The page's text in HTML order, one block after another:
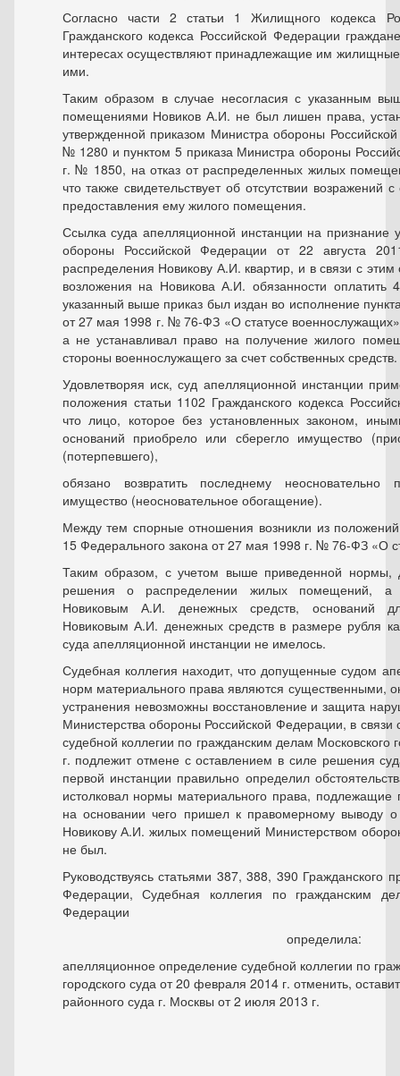
Согласно части 2 статьи 1 Жилищного кодекса
Гражданского кодекса Российской Федерации
интересах осуществляют принадлежащие им
ими.
Таким образом в случае несогласия с указанным
помещениями Новиков А.И. не был лишен права,
утвержденной приказом Министра обороны
№ 1280 и пунктом 5 приказа Министра обороны
г. № 1850, на отказ от распределенных жилых
что также свидетельствует об отсутствии возражений
предоставления ему жилого помещения.
Ссылка суда апелляционной инстанции на признание
обороны Российской Федерации от 22
распределения Новикову А.И. квартир, и в связи с этим
возложения на Новикова А.И. обязанности оплатить
указанный выше приказ был издан во исполнение
от 27 мая 1998 г. № 76-ФЗ «О статусе
а не устанавливал право на получение жилого
стороны военнослужащего за счет собственных средств.
Удовлетворяя иск, суд апелляционной инстанции
положения статьи 1102 Гражданского кодекса
что лицо, которое без установленных законом,
оснований приобрело или сберегло имущество
(потерпевшего),
обязано возвратить последнему неосновательно
имущество (неосновательное обогащение).
Между тем спорные отношения возникли из
15 Федерального закона от 27 мая 1998 г. № 76-ФЗ «О
Таким образом, с учетом выше приведенной нормы,
решения о распределении жилых помещений, а
Новиковым А.И. денежных средств, оснований
Новиковым А.И. денежных средств в размере рубля
суда апелляционной инстанции не имелось.
Судебная коллегия находит, что допущенные судом
норм материального права являются существенными,
устранения невозможны восстановление и защита
Министерства обороны Российской Федерации, в
судебной коллегии по гражданским делам Московского
г. подлежит отмене с оставлением в силе решения
первой инстанции правильно определил
истолковал нормы материального права,
на основании чего пришел к правомерному выводу
Новикову А.И. жилых помещений Министерством
не был.
Руководствуясь статьями 387, 388, 390 Гражданского
Федерации, Судебная коллегия по гражданским
Федерации
определила:
апелляционное определение судебной коллегии по
городского суда от 20 февраля 2014 г. отменить,
районного суда г. Москвы от 2 июля 2013 г.